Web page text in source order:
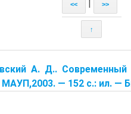
<< >>
↑
А. Д..
— 152 с.: ил. —